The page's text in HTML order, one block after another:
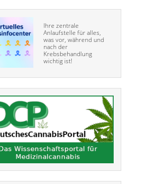
Ihre zentrale
Anlaufstelle für alles,
was vor, während und
nach der
Krebsbehandlung
wichtig ist!